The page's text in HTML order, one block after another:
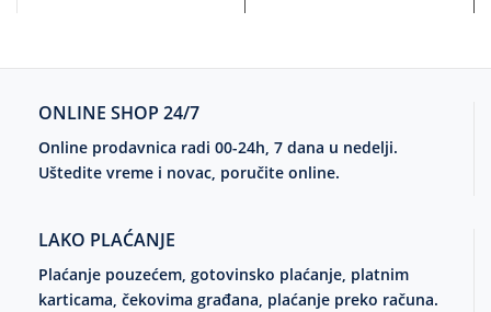
ONLINE SHOP 24/7
Online prodavnica radi 00-24h, 7 dana u nedelji.
Uštedite vreme i novac, poručite online.
LAKO PLAĆANJE
Plaćanje pouzećem, gotovinsko plaćanje, platnim
karticama, čekovima građana, plaćanje preko računa.